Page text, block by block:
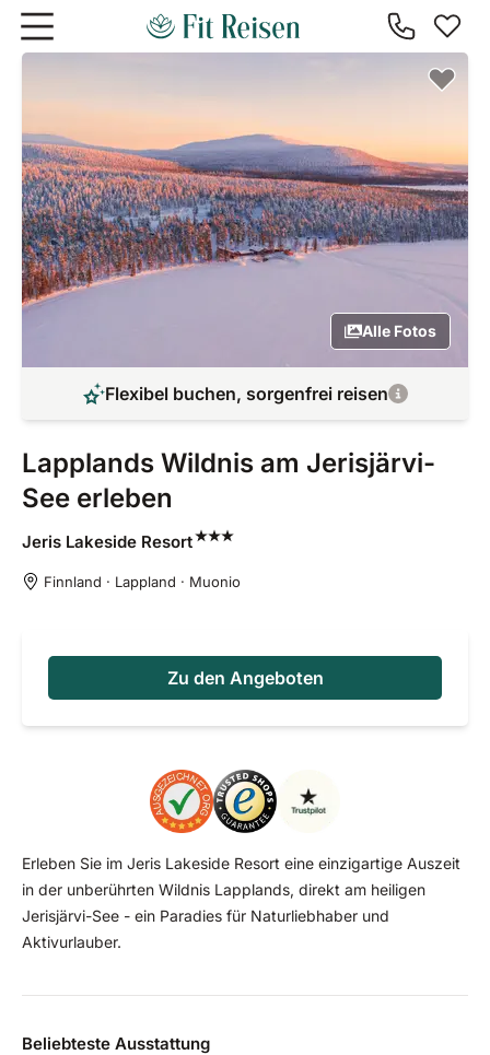
Zum Hauptinhalt springen
Alle Fotos
Flexibel buchen, sorgenfrei reisen
Lapplands Wildnis am Jerisjärvi-
See erleben
Jeris Lakeside Resort
Finnland · Lappland · Muonio
Zu den Angeboten
Erleben Sie im Jeris Lakeside Resort eine einzigartige Auszeit
in der unberührten Wildnis Lapplands, direkt am heiligen
Jerisjärvi-See - ein Paradies für Naturliebhaber und
Aktivurlauber.
Beliebteste Ausstattung